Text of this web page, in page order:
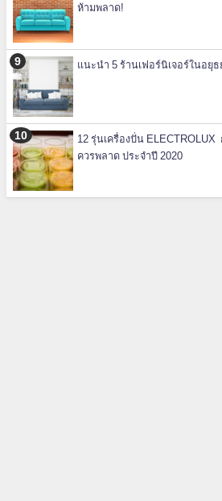
ห้ามพลาด!
แนะนำ 5 ร้านเฟอร์นิเจอร์ในอยุ
12 รุ่นเครื่องปั่น
ควรพลาด ประจำปี 2020